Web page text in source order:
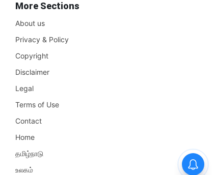
More Sections
About us
Privacy & Policy
Copyright
Disclaimer
Legal
Terms of Use
Contact
Home
தமிழ்நாடு
உலகம்